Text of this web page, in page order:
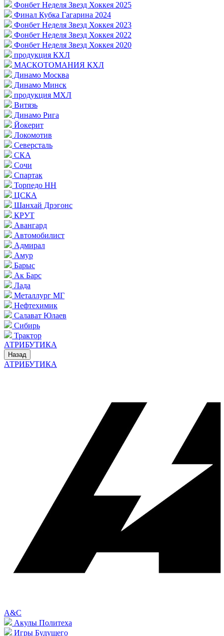
Фонбет Неделя Звезд Хоккея 2025
Финал Кубка Гагарина 2024
Фонбет Неделя Звезд Хоккея 2023
Фонбет Неделя Звезд Хоккея 2022
Фонбет Неделя Звезд Хоккея 2020
продукция КХЛ
МАСКОТОМАНИЯ КХЛ
Динамо Москва
Динамо Минск
продукция МХЛ
Витязь
Динамо Рига
Йокерит
Локомотив
Северсталь
СКА
Сочи
Спартак
Торпедо НН
ЦСКА
Шанхай Дрэгонс
КРУТ
Авангард
Автомобилист
Адмирал
Амур
Барыс
Ак Барс
Лада
Металлург МГ
Нефтехимик
Салават Юлаев
Сибирь
Трактор
АТРИБУТИКА
Назад
АТРИБУТИКА
A&C
Акулы Политеха
Игры Будущего